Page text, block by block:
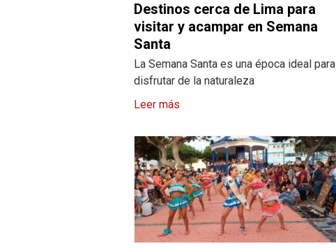
Destinos cerca de Lima para
visitar y acampar en Semana
Santa
La Semana Santa es una época ideal para
disfrutar de la naturaleza
Leer más